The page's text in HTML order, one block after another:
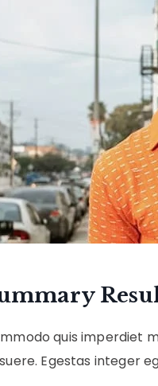
quis imperdiet
Egestas integer